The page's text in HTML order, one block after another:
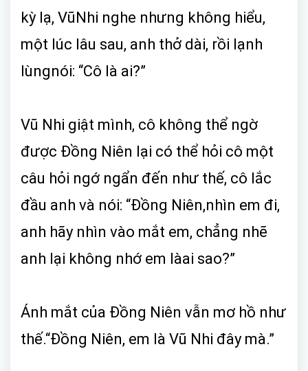
kỳ lạ, VũNhi nghe nhưng không hiểu,
một lúc lâu sau, anh thở dài, rồi lạnh
lùngnói: “Cô là ai?”
Vũ Nhi giật mình, cô không thể ngờ
được Đồng Niên lại có thể hỏi cô một
câu hỏi ngớ ngẩn đến như thế, cô lắc
đầu anh và nói: “Đồng Niên,nhìn em đi,
anh hãy nhìn vào mắt em, chẳng nhẽ
anh lại không nhớ em làai sao?”
Ánh mắt của Đồng Niên vẫn mơ hồ như
thế.“Đồng Niên, em là Vũ Nhi đây mà.”